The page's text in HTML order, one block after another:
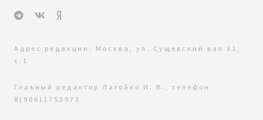
Адрес редакции: Москва, ул. Сущевский вал 31,
с.1
Главный редактор Лагойко И. В., телефон
8(906)1753973